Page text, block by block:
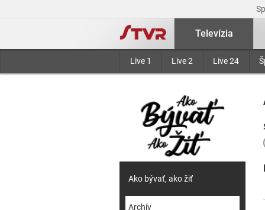
Televízia
Live 1 Live 2 Live 24
Ako bývať, ako žiť
Archív